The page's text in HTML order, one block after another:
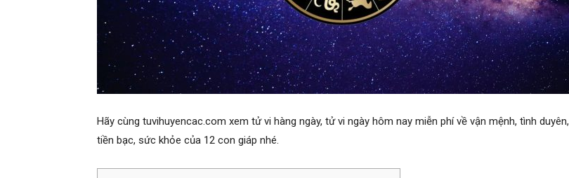
Hãy cùng tuvihuyencac.com xem tử vi hàng ngày, tử vi ngày hôm nay miễn phí về vận mệnh, tình duyên,
tiền bạc, sức khỏe của 12 con giáp nhé.